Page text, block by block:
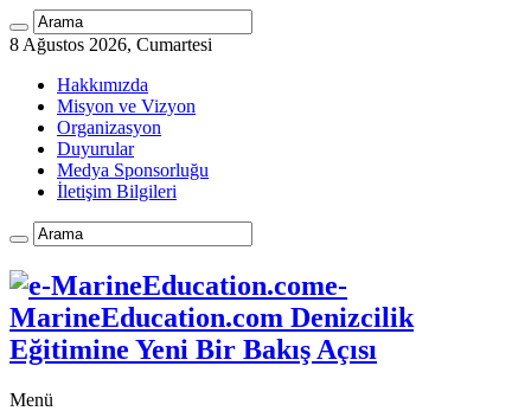
8 Ağustos 2026, Cumartesi
Hakkımızda
Misyon ve Vizyon
Organizasyon
Duyurular
Medya Sponsorluğu
İletişim Bilgileri
e-
MarineEducation.com Denizcilik
Eğitimine Yeni Bir Bakış Açısı
Menü